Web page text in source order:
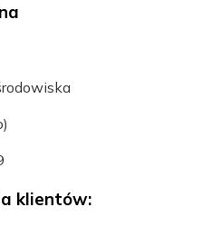
klientów: